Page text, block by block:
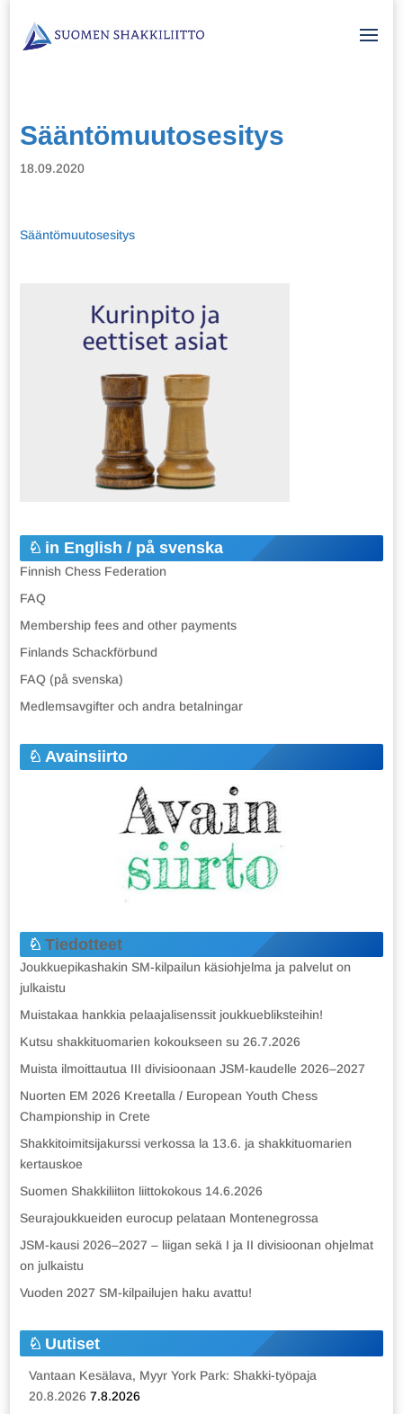
Sääntömuutosesitys
18.09.2020
Sääntömuutosesitys
in English / på svenska
Finnish Chess Federation
FAQ
Membership fees and other payments
Finlands Schackförbund
FAQ (på svenska)
Medlemsavgifter och andra betalningar
Avainsiirto
Tiedotteet
Joukkuepikashakin SM-kilpailun käsiohjelma ja palvelut on
julkaistu
Muistakaa hankkia pelaajalisenssit joukkuebliksteihin!
Kutsu shakkituomarien kokoukseen su 26.7.2026
Muista ilmoittautua III divisioonaan JSM-kaudelle 2026–2027
Nuorten EM 2026 Kreetalla / European Youth Chess
Championship in Crete
Shakkitoimitsijakurssi verkossa la 13.6. ja shakkituomarien
kertauskoe
Suomen Shakkiliiton liittokokous 14.6.2026
Seurajoukkueiden eurocup pelataan Montenegrossa
JSM-kausi 2026–2027 – liigan sekä I ja II divisioonan ohjelmat
on julkaistu
Vuoden 2027 SM-kilpailujen haku avattu!
Uutiset
Vantaan Kesälava, Myyr York Park: Shakki-työpaja
20.8.2026 7.8.2026